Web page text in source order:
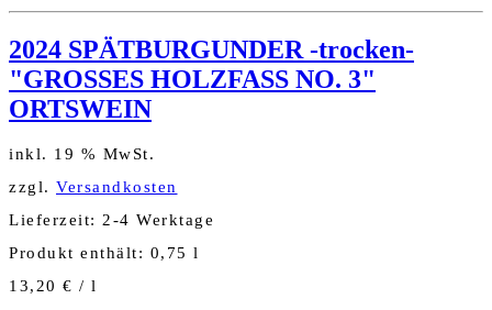
2024 SPÄTBURGUNDER -trocken-
"GROSSES HOLZFASS NO. 3"
ORTSWEIN
inkl. 19 % MwSt.
zzgl. Versandkosten
Lieferzeit: 2-4 Werktage
Produkt enthält: 0,75 l
13,20 € / l